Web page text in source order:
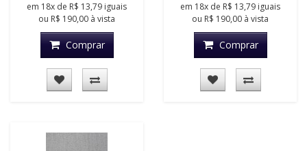
em 18x de R$ 13,79 iguais
ou R$ 190,00 à vista
Comprar
em 18x de R$ 13,79 iguais
ou R$ 190,00 à vista
Comprar